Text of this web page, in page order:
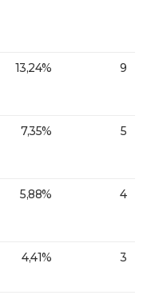
13,24% 9
7,35% 5
5,88% 4
4,41% 3